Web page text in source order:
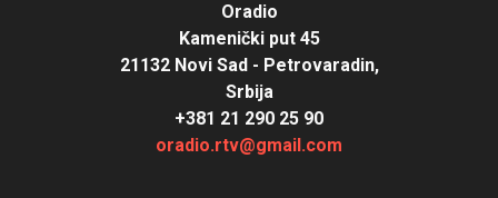
Oradio
Kamenički put 45
21132 Novi Sad - Petrovaradin,
Srbija
+381 21 290 25 90
oradio.rtv@gmail.com